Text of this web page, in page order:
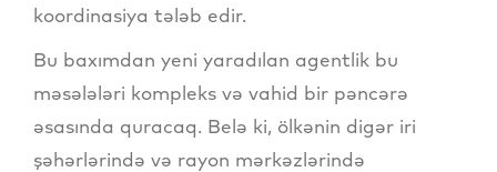
koordinasiya tələb edir.
Bu baxımdan yeni yaradılan agentlik bu
məsələləri kompleks və vahid bir pəncərə
əsasında quracaq. Belə ki, ölkənin digər iri
şəhərlərində və rayon mərkəzlərində